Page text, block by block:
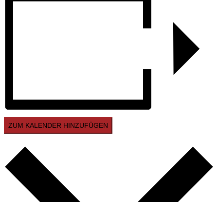
ZUM KALENDER HINZUFÜGEN